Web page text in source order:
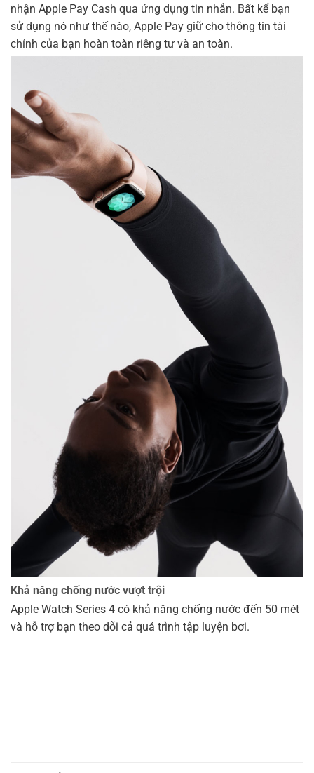
nhận Apple Pay Cash qua ứng dụng tin nhắn. Bất kể bạn
sử dụng nó như thế nào, Apple Pay giữ cho thông tin tài
chính của bạn hoàn toàn riêng tư và an toàn.
Khả năng chống nước vượt trội
Apple Watch Series 4 có khả năng chống nước đến 50 mét
và hỗ trợ bạn theo dõi cả quá trình tập luyện bơi.